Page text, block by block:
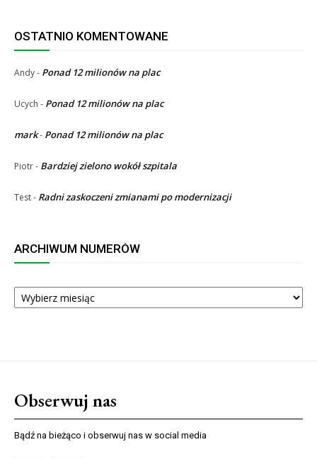
OSTATNIO KOMENTOWANE
Andy- Ponad 12 milionów na plac
Ucych - Ponad 12 milionów na plac
mark- Ponad 12 milionów na plac
Piotr- Bardziej zielono wokół szpitala
Test- Radni zaskoczeni zmianami po modernizacji
ARCHIWUM NUMERÓW
ARCHIWUM
NUMERÓW
Obserwuj nas
Bądź na bieżąco i obserwuj nas w social media